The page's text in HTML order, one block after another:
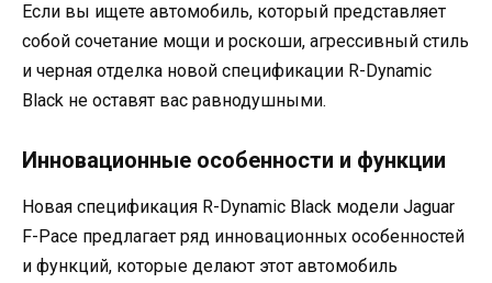
Если вы ищете автомобиль, который представляет
собой сочетание мощи и роскоши, агрессивный стиль
и черная отделка новой спецификации R-Dynamic
Black не оставят вас равнодушными.
Инновационные особенности и функции
Новая спецификация R-Dynamic Black модели Jaguar
F-Pace предлагает ряд инновационных особенностей
и функций, которые делают этот автомобиль